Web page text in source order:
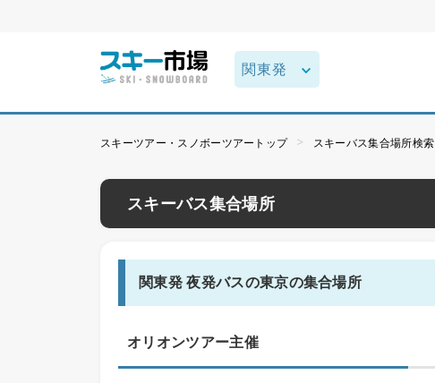
スキーツアー・スノボーツアートップ スキーバス集合場所検索
スキーバス集合場所
関東発 夜発バスの東京の集合場所
オリオンツアー主催